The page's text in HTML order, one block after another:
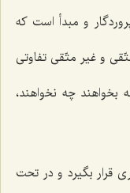
و مبدأ است که
و غیر متّقی تفاوتی
چه نخواهند،
قرار بگیرد و در تحت